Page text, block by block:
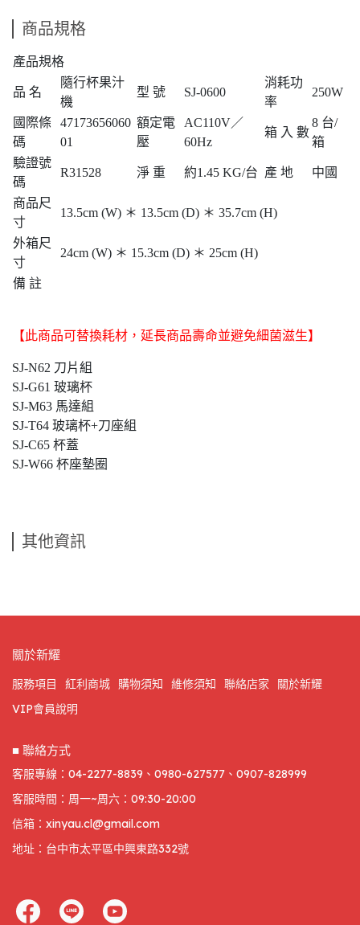
商品規格
產品規格
品 名
隨行杯果汁
機
型 號 SJ-0600
消耗功
率
250W
國際條
碼
47173656060
01
額定電
壓
AC110V／
60Hz
箱 入 數
8 台/
箱
驗證號
碼
R31528 淨 重 約1.45 KG/台 產 地 中國
商品尺
寸
13.5cm (W) ＊ 13.5cm (D) ＊ 35.7cm (H)
外箱尺
寸
24cm (W) ＊ 15.3cm (D) ＊ 25cm (H)
備 註
【此商品可替換耗材，延長商品壽命並避免細菌滋生】
SJ-N62 刀片組
SJ-G61 玻璃杯
SJ-M63 馬達組
SJ-T64 玻璃杯+刀座組
SJ-C65 杯蓋
SJ-W66 杯座墊圈
其他資訊
關於新耀
服務項目 紅利商城 購物須知 維修須知 聯絡店家
關於新耀
VIP會員說明
■ 聯絡方式
客服專線：04-2277-8839、0980-627577、0907-828999
客服時間：周一~周六：09:30-20:00
信箱：xinyau.cl@gmail.com
地址：台中市太平區中興東路332號